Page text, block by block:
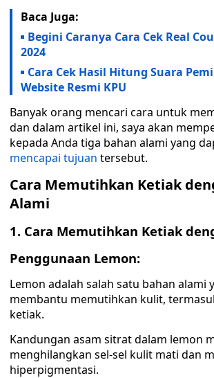
Baca Juga:
Begini Caranya Cara Cek Real
2024
Cara Cek Hasil Hitung Suara
Website Resmi KPU
Banyak orang mencari cara untuk
dan dalam artikel ini, saya akan
kepada Anda tiga bahan alami yang
mencapai tujuan tersebut.
Cara Memutihkan Ketiak
Alami
1. Cara Memutihkan Ketiak
Penggunaan Lemon:
Lemon adalah salah satu bahan alami
membantu memutihkan kulit,
ketiak.
Kandungan asam sitrat dalam lemon
menghilangkan sel-sel kulit mati dan
hiperpigmentasi.